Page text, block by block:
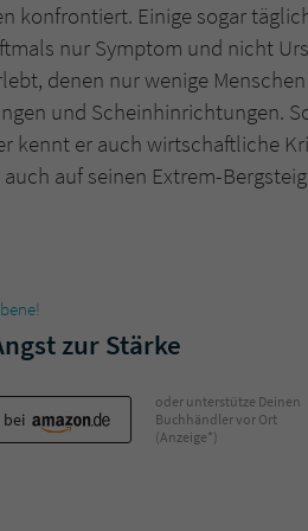
konfrontiert. Einige sogar
nur Symptom und nicht
denen nur wenige
und Scheinhinrichtungen.
kennt er auch wirtschaftliche
auf seinen Extrem-
bene!
zur Stärke
oder unterstütze Deinen
Buchhändler vor Ort
(Anzeige*)
Name
Anbieter
Laufzeit 1 Jahr
Anbieter
Laufzeit Session